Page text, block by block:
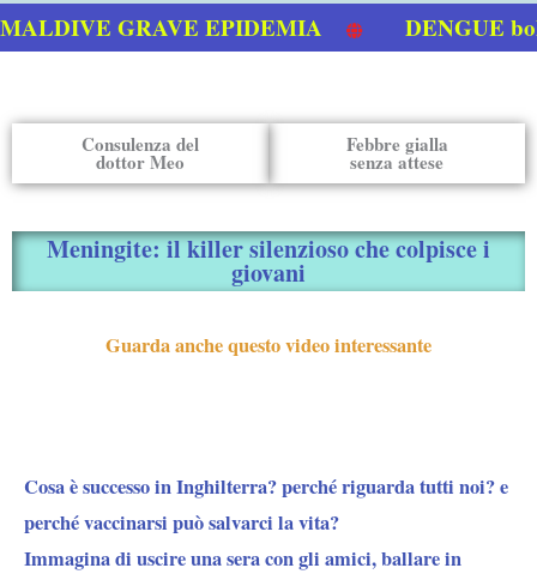
GRAVE EPIDEMIA
DENGUE
Consulenza del
dottor Meo
Febbre gialla
senza attese
Meningite: il killer silenzioso che colpisce i
giovani
Guarda anche questo video interessante
Cosa è successo in Inghilterra? perché riguarda tutti noi? e
perché vaccinarsi può salvarci la vita?
Immagina di uscire una sera con gli amici, ballare in